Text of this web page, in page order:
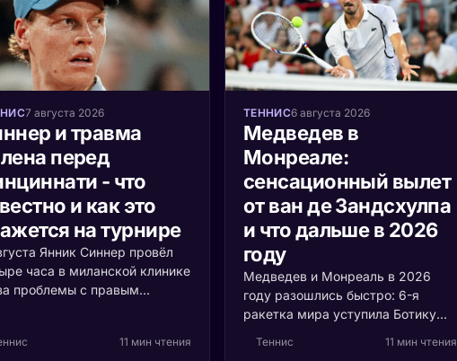
7 августа 2026
и травма
перед
- что
и как это
на турнире
Янник Синнер провёл
часа в миланской клинике
проблемы с правым
и кто выигрывает, если
11 мин чтения
ТЕННИС6 августа 2026
Медведев в
Монреале:
сенсационный вылет
от ван де Зандсхулпа
и что дальше в 2026
году
Медведев и Монреаль в 2026
году разошлись быстро: 6-я
ракетка мира уступила Ботику
Теннис 11 мин чтения